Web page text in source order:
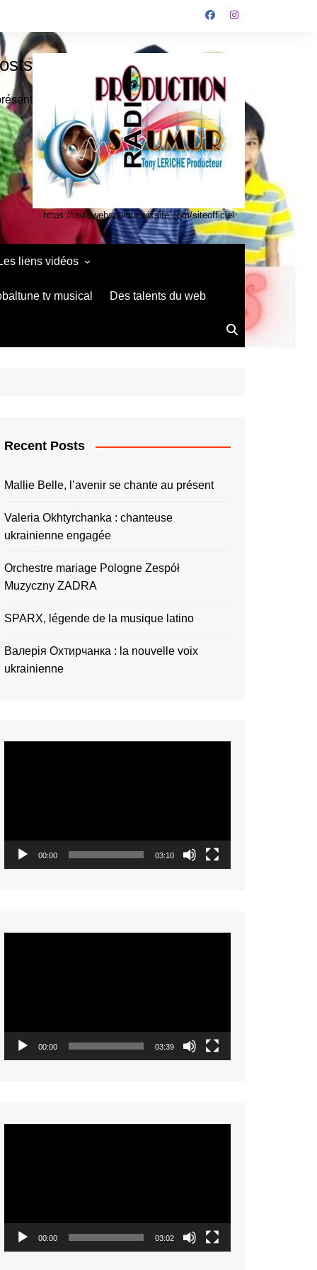
https://radiowebsaumur.wixsite.com/siteofficiel
Les liens vidéos
infos media vidéo kids
tv musical Des talents du web
Recent Posts
Mallie Belle, l’avenir se chante au présent
Valeria Okhtyrchanka : chanteuse
ukrainienne engagée
Orchestre mariage Pologne Zespół
Muzyczny ZADRA
SPARX, légende de la musique latino
Валерія Охтирчанка : la nouvelle voix
ukrainienne
00:00 03:10
00:00 03:39
00:00 03:02